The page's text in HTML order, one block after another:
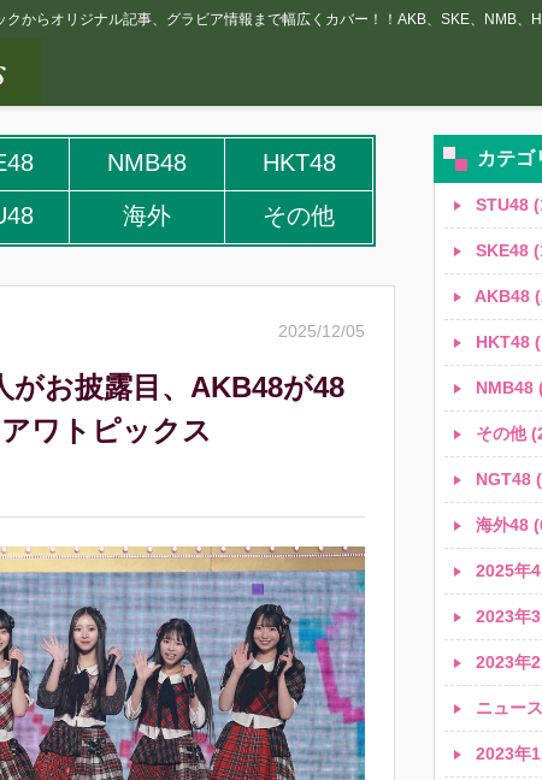
からオリジナル記事、グラビア情報まで幅広くカバー！！AKB、SKE、NMB、
NMB48
HKT48
海外 その他
2025/12/05
がお披露目、AKB48が48
ワトピックス
カテゴ
STU48
SKE48
AKB48
HKT48
NMB48
その他
NGT48
海外48
2025年
2023年
2023年
ニュー
2023年